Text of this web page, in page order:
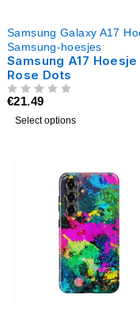
Samsung Galaxy A17
Samsung-hoesjes
Samsung A17 Hoesje
Rose Dots
€21.49
Select options